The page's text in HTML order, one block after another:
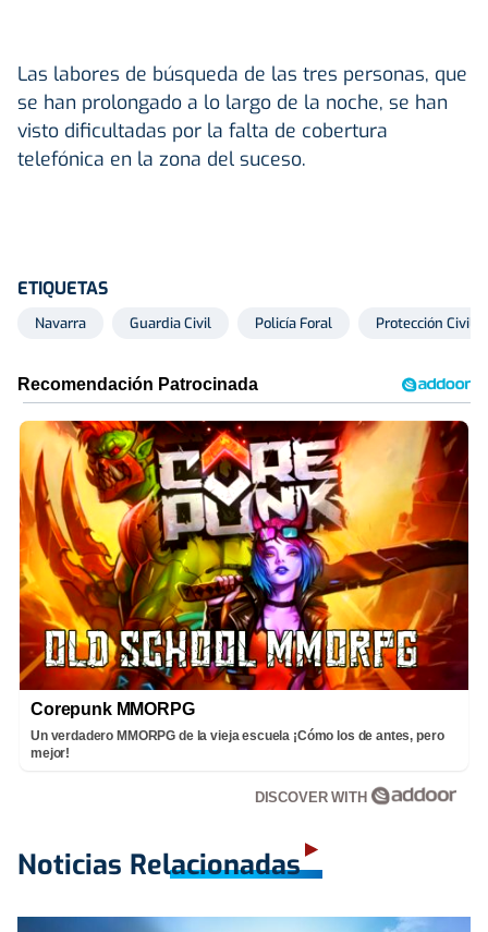
Las labores de búsqueda de las tres personas, que
se han prolongado a lo largo de la noche, se han
visto dificultadas por la falta de cobertura
telefónica en la zona del suceso.
ETIQUETAS
Navarra Guardia Civil Policía Foral Protección Civil
Corepunk MMORPG
Un verdadero MMORPG de la vieja escuela ¡Cómo los de antes, pero
mejor!
DISCOVER WITH
Noticias Relacionadas